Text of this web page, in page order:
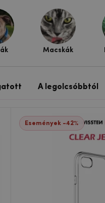
Macskák
A legolcsóbbtól
Események -42%